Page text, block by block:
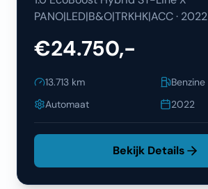
PANO|LED|B&O|TRKHK|ACC· 2022
€24.750,-
13.713 km
Benzine
Automaat
2022
Bekijk Details